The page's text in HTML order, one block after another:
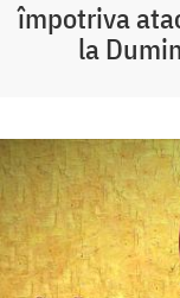
împotriva
la